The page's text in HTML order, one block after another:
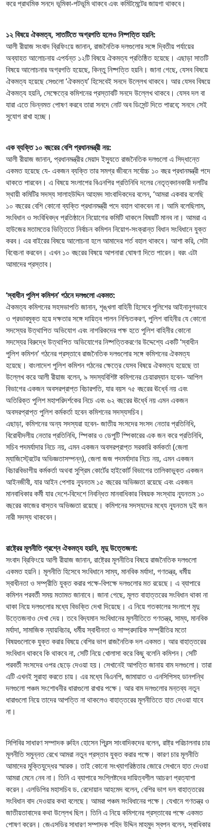
করে প্রাথমিক সনদে ভূমিকা-পটভূমি থাকবে এবং কমিটমেন্টের জায়গা থাকবে।
১২ বিষয়ে ঐকমত্য, সাতটিতে অগ্রগতি হলেও নিষ্পত্তি হয়নি:
আলী রীয়াজ সংবাদ ব্রিফিংয়ে জানান, রাজনৈতিক দলগুলোর সঙ্গে দ্বিতীয় পর্যায়ের
অব্যাহত আলোচনায় এপর্যন্ত ১২টি বিষয়ে ঐকমত্য প্রতিষ্ঠিত হয়েছে। এছাড়া সাতটি
বিষয়ে আলোচনার অগ্রগতি হয়েছে, কিন্তু নিষ্পত্তি হয়নি। জানা গেছে, যেসব বিষয়ে
ঐকমত্য হয়েছে সেগুলো ‘ঐকমত্য’ হিসেবেই সনদে উল্লেখ থাকবে। আর যেসব বিষয়ে
ঐকমত্য হয়নি, সেক্ষেত্রে কমিশনের প্রস্তাবটি সনদে উল্লেখ থাকবে। যেসব দল বা
যারা এতে ভিন্নমত পোষণ করবে তারা সনদে নোট অব ডিসেন্ট দিতে পারবে; সনদে সেই
সুযোগ রাখা হচ্ছে।
এক ব্যক্তি ১০ বছরের বেশি প্রধানমন্ত্রী নয়:
আলী রীয়াজ জানান, প্রধানমন্ত্রীর মেয়াদ ইস্যুতে রাজনৈতিক দলগুলো এ সিদ্ধান্তে
একমত হয়েছে যে- একজন ব্যক্তি তার সমগ্র জীবনে সর্বোচ্চ ১০ বছর প্রধানমন্ত্রী পদে
থাকতে পারবেন। এ বিষয়ে সংলাপের বিএনপির প্রতিনিধি দলের নেতৃত্বদানকারী দলটির
স্থায়ী কমিটির সদস্য সালাহউদ্দিন আহমদ সাংবাদিকদের বলেন, ‘আমরা একবার বলেছি
১০ বছরের বেশি কোনো ব্যক্তি প্রধানমন্ত্রী পদে বহাল থাকবেন না। আমি বলেছিলাম,
সংবিধান ও সংবিধিবদ্ধ প্রতিষ্ঠানে নিয়োগের কমিটি থাকলে বিষয়টি মানব না। আমরা এ
হাউজের মতামতের ভিত্তিতে নির্বাচন কমিশন নিয়োগ-সংক্রান্ত বিধান সংবিধানে যুক্ত
করব। এর বাইরের বিষয়ে আলোচনা হলে আমাদের শর্ত বহাল থাকবে। আশা করি, সেটা
বিবেচনা করবেন। এখন ১০ বছরের বিষয়ে আপনারা ঘোষণা দিতে পারেন। বরং এটা
আমাদের প্রস্তাব।
‘স্বাধীন পুলিশ কমিশন’ গঠনে দলগুলো একমত:
ঐকমত্য কমিশনের সহসভাপতি জানান, শৃঙ্খলা বাহিনী হিসেবে পুলিশের আইনানুগভাবে
ও প্রভাবমুক্ত হয়ে দক্ষতার সঙ্গে দায়িত্ব পালন নিশ্চিতকরণ, পুলিশ বাহিনীর যে কোনো
সদস্যের উত্থাপিত অভিযোগ এবং নাগরিকদের পক্ষ হতে পুলিশ বাহিনীর কোনো
সদস্যের বিরুদ্ধে উত্থাপিত অভিযোগের নিষ্পত্তিকরণের উদ্দেশ্যে একটি ‘স্বাধীন
পুলিশ কমিশন’ গঠনের প্রস্তাবে রাজনৈতিক দলগুলোর সঙ্গে কমিশনের ঐকমত্য
হয়েছে। বাংলাদেশ পুলিশ কমিশন গঠনের ক্ষেত্রে যেসব বিষয়ে ঐকমত্য হয়েছে তা
উল্লেখ করে আলী রীয়াজ বলেন, ৯ সদস্যবিশিষ্ট কমিশনের চেয়ারম্যান হবেন- আপিল
বিভাগের একজন অবসরপ্রাপ্ত বিচারপতি, যার বয়স ৭৫ বছরের ঊর্ধ্বে নয় এবং
অতিরিক্ত পুলিশ মহাপরিদর্শকের নিচে এবং ৬২ বছরের ঊর্ধ্বে নয় এমন একজন
অবসরপ্রাপ্ত পুলিশ কর্মকর্তা হবেন কমিশনের সদস্যসচিব।
এছাড়া, কমিশনের অন্য সদস্যরা হবেন- জাতীয় সংসদের সংসদ নেতার প্রতিনিধি,
বিরোধীদলীয় নেতার প্রতিনিধি, স্পিকার ও ডেপুটি স্পিকারের এক জন করে প্রতিনিধি,
সচিব পদমর্যাদার নিচে নয়, এমন একজন অবসরপ্রাপ্ত সরকারি কর্মকর্তা (জেলা
ম্যাজিস্ট্রেটের অভিজ্ঞতাসম্পন্ন), জেলা জজ পদমর্যাদার নিচে নয়, এমন একজন
বিচারবিভাগীয় কর্মকর্তা অথবা সুপ্রিম কোর্টের হাইকোর্ট বিভাগের তালিকাভুক্ত একজন
আইনজীবী, যার আইন পেশায় ন্যূনতম ১৫ বছরের অভিজ্ঞতা রয়েছে এবং একজন
মানবাধিকার কর্মী যার দেশে-বিদেশে নিবন্ধিত মানবাধিকার বিষয়ক সংস্থায় ন্যূনতম ১০
বছরের কাজের বাস্তব অভিজ্ঞতা রয়েছে। কমিশনের সদস্যদের মধ্যে ন্যূনতম দুই জন
নারী সদস্য থাকবেন।
রাষ্ট্রের মূলনীতি প্রশ্নে ঐকমত্য হয়নি, মৃদু উত্তেজনা:
সংবাদ ব্রিফিংয়ে আলী রীয়াজ জানান, রাষ্ট্রের মূলনীতির বিষয়ে রাজনৈতিক দলগুলো
একমত হয়নি। মূলনীতি হিসেবে সংবিধানে সাম্য, মানবিক মর্যাদা, গণতন্ত্র, ধর্মীয়
স্বাধীনতা ও সম্প্রীতি যুক্ত করার পক্ষে-বিপক্ষে দলগুলোর মত রয়েছে। এ ব্যাপারে
কমিশন পরবর্তী সময় মতামত জানাবে। জানা গেছে, মূলত বাহাত্তরের সংবিধান থাকা না
থাকা নিয়ে দলগুলোর মধ্যে বিভক্তি দেখা দিয়েছে। এ নিয়ে গতকালের সংলাপে মৃদু
উত্তেজনাও দেখা দেয়। তবে বিদ্যমান সংবিধানের মূলনীতিতে গণতন্ত্র, সাম্য, মানবিক
মর্যাদা, সামাজিক ন্যায়বিচার, ধর্মীয় স্বাধীনতা ও সাম্প্রদায়িক সম্প্রীতির মতো
বিষয়গুলোকে যুক্ত করার বিষয়ে বেশির ভাগ রাজনৈতিক দল একমত। আর বাহাত্তরের
সংবিধান থাকবে কি থাকবে না, সেটি নিয়ে খোলাসা করে কিছু বলেনি কমিশন। সেটি
পরবর্তী সংসদের ওপর ছেড়ে দেওয়া হয়। সেখানেই আপত্তি জানায় বাম দলগুলো। তারা
এটি এখনই সুরাহা করতে চায়। এর মধ্যে বিএনপি, জামায়াত ও এনসিপিসহ ডানপন্থি
দলগুলো পঞ্চম সংশোধনীর ধারাগুলো রাখার পক্ষে। আর বাম দলগুলোর মন্তব্য নতুন
ধারাগুলো নিয়ে তাদের আপত্তি না থাকলেও বাহাত্তরের মূলনীতিতে হাত দেওয়া যাবে
না।
সিপিবির সাধারণ সম্পাদক রুহিন হোসেন প্রিন্স সাংবাদিকদের বলেন, রাষ্ট্র পরিচালনার চার
মূলনীতি সমুন্নত রেখে আমরা নতুন প্রস্তাব যুক্ত করার পক্ষে। কারণ চার মূলনীতি
আমাদের মুক্তিযুদ্ধের স্মারক। তাই কোনো সংখ্যাগরিষ্ঠতার জোরে সেখানে হাত দেওয়া
আমরা মেনে নেব না। তিনি এ ব্যাপারে সংশ্লিষ্টদের দায়িত্বশীল আচরণ প্রত্যাশা
করেন। এলডিপির মহাসচিব ড. রেদোয়ান আহমেদ বলেন, বেশির ভাগ দল বাহাত্তরের
সংবিধান বাদ দেওয়ার কথা বলেছে। আমরা পঞ্চম সংবিধানের পক্ষে। যেখানে গণতন্ত্র ও
জাতীয়তাবাদের কথা উল্লেখ ছিল। তিনি এ নিয়ে কমিশনের প্রস্তাবের পক্ষে একমত
পোষণ করেন। জেএসডির সাধারণ সম্পাদক শহিদ উদ্দিন মাহমুদ স্বপন বলেন, স্বাধিকার